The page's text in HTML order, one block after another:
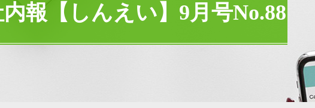
報【しんえい】9月号No.88